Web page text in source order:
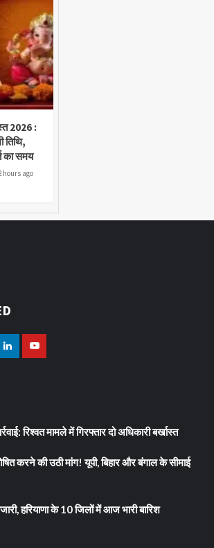
2026 :
का समय
hours ago
रिश्वत मामले में गिरफ्तार दो अधिकारी बर्खास्त
करने की उठी मांग! यूपी, बिहार और बंगाल के सीमाई
हरियाणा के 10 जिलों में आज भारी बारिश